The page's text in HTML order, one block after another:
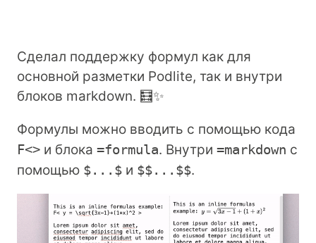
Сделал поддержку формул как для
основной разметки Podlite, так и внутри
блоков markdown. 🧮✨
Формулы можно вводить с помощью кода
F<> и блока =formula. Внутри =markdown с
помощью $...$ и $$...$$.